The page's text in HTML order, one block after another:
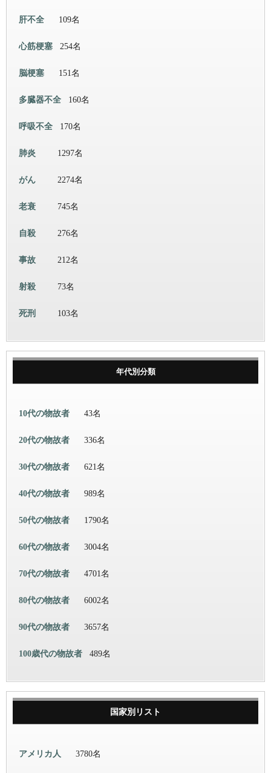
肝不全 109名
心筋梗塞 254名
脳梗塞 151名
多臓器不全 160名
呼吸不全 170名
肺炎 1297名
がん 2274名
老衰 745名
自殺 276名
事故 212名
射殺 73名
死刑 103名
年代別分類
10代の物故者 43名
20代の物故者 336名
30代の物故者 621名
40代の物故者 989名
50代の物故者 1790名
60代の物故者 3004名
70代の物故者 4701名
80代の物故者 6002名
90代の物故者 3657名
100歳代の物故者 489名
国家別リスト
アメリカ人 3780名